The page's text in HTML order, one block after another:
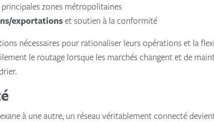
principales zones métropolitaines
exportationset soutien à la conformité
nécessaires pour rationaliser leurs opérations et la
le routage lorsque les marchés changent et de
à une autre, un réseau véritablement connecté